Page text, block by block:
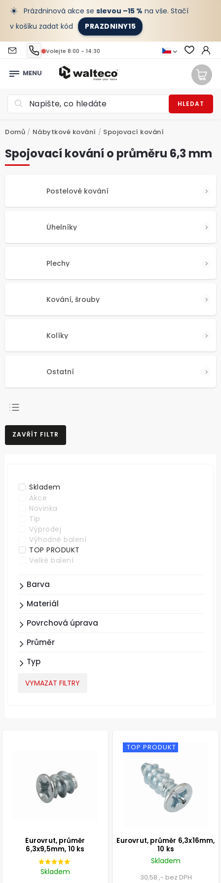
☀️ Prázdninová akce se slevou –15 % na vše. Stačí
v košíku zadat kód
PRAZDNINY15
Volejte 8:00 - 14:30
HLEDAT
Domů / Nábytkové kování / Spojovací kování
Spojovací kování o průměru 6,3 mm
Postelové kování
Úhelníky
Plechy
Kování, šrouby
Kolíky
Ostatní
NEJPRODÁVANĚJŠÍ
NEJLEVNĚJŠÍ
ZAVŘÍT FILTR
Skladem
Akce
Novinka
Tip
Výprodej
Výhodné balení
TOP PRODUKT
Velké balení
Barva
Materiál
Povrchová úprava
Průměr
Typ
VYMAZAT FILTRY
Eurovrut, průměr
6,3x9,5mm, 10 ks
Skladem
TOP PRODUKT
Eurovrut, průměr 6,3x16mm,
10 ks
Skladem
30,58 ,- bez DPH